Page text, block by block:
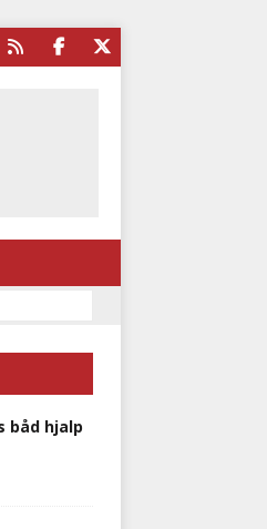
båd hjalp